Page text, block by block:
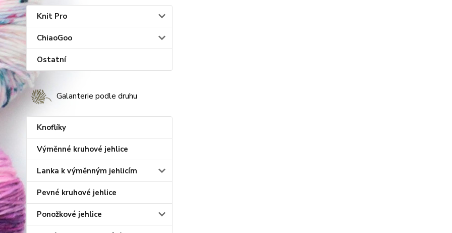
Knit Pro
ChiaoGoo
Ostatní
Galanterie podle druhu
Knoflíky
Výměnné kruhové jehlice
Lanka k výměnným jehlicím
Pevné kruhové jehlice
Ponožkové jehlice